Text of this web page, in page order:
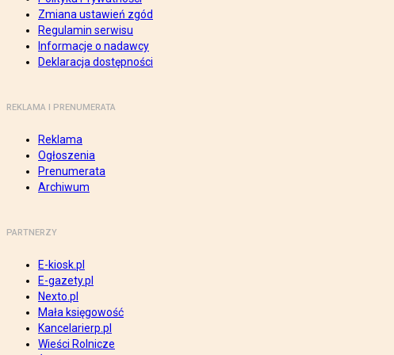
Zmiana ustawień zgód
Regulamin serwisu
Informacje o nadawcy
Deklaracja dostępności
REKLAMA I PRENUMERATA
Reklama
Ogłoszenia
Prenumerata
Archiwum
PARTNERZY
E-kiosk.pl
E-gazety.pl
Nexto.pl
Mała księgowość
Kancelarierp.pl
Wieści Rolnicze